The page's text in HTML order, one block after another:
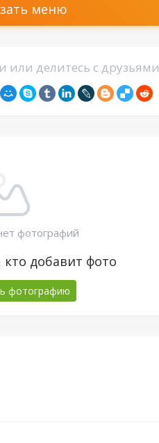
меню
или делитесь с
фотографий
добавит фото
фотографию